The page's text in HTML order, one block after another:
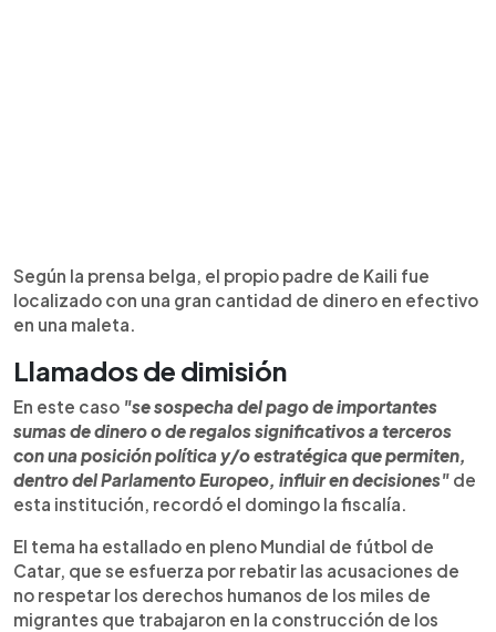
Según la prensa belga, el propio padre de Kaili fue
localizado con una gran cantidad de dinero en efectivo
en una maleta.
Llamados de dimisión
En este caso "se sospecha del pago de importantes
sumas de dinero o de regalos significativos a terceros
con una posición política y/o estratégica que permiten,
dentro del Parlamento Europeo, influir en decisiones" de
esta institución, recordó el domingo la fiscalía.
El tema ha estallado en pleno Mundial de fútbol de
Catar, que se esfuerza por rebatir las acusaciones de
no respetar los derechos humanos de los miles de
migrantes que trabajaron en la construcción de los